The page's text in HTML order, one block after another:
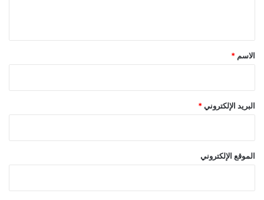
*
الاسم *
البريد الإلكتروني *
الموقع الإلكتروني